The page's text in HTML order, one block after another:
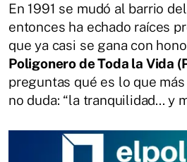
En 1991 se mudó al barrio
entonces ha echado raíces
que ya casi se gana con
Poligonero de Toda la Vida
preguntas qué es lo que
no duda: “la tranquilidad... y